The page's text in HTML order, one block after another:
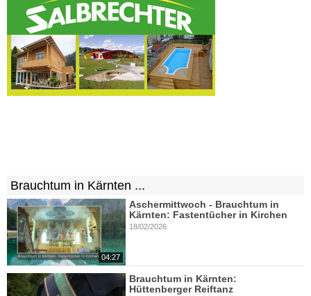
Brauchtum in Kärnten ...
04:27
Aschermittwoch - Brauchtum in
Kärnten: Fastentücher in Kirchen
18/02/2026
Brauchtum in Kärnten:
Hüttenberger Reiftanz